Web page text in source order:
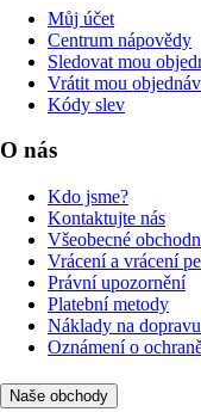
Můj účet
Centrum nápovědy
Sledovat mou
Vrátit mou
Kódy slev
O nás
Kdo jsme?
Kontaktujte nás
Všeobecné
Vrácení a vrácení
Právní upozornění
Platební metody
Náklady na
Oznámení o
Naše obchody